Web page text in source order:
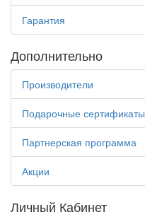
Гарантия
Дополнительно
Производители
Подарочные сертификаты
Партнерская программа
Акции
Личный Кабинет